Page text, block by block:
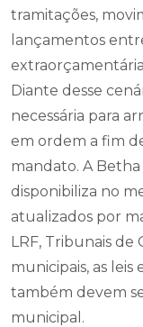
tramitações,
lançamentos
Diante desse
necessária para
em ordem a fim
mandato. A
disponibiliza no
atualizados por
LRF, Tribunais de
municipais, as leis
também devem
municipal.